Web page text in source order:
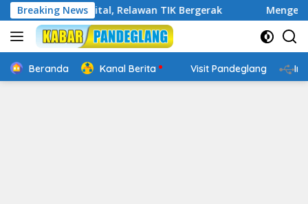
Langsung
ke
konten
Breaking News
Digital, Relawan TIK Bergerak Mengenal Website
Beranda Kanal Berita Visit Pandeglang